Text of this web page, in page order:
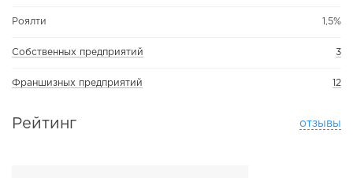
Роялти 1,5%
Собственных предприятий 3
Франшизных предприятий 12
Рейтинг отзывы